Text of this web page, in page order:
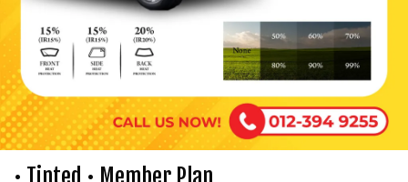
• Tinted • Member Plan